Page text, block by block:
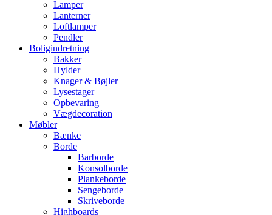
Lamper
Lanterner
Loftlamper
Pendler
Boligindretning
Bakker
Hylder
Knager & Bøjler
Lysestager
Opbevaring
Vægdecoration
Møbler
Bænke
Borde
Barborde
Konsolborde
Plankeborde
Sengeborde
Skriveborde
Highboards